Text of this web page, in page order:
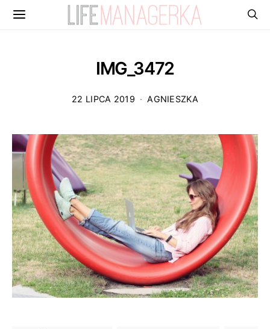
IMG_3472
22 LIPCA 2019 AGNIESZKA